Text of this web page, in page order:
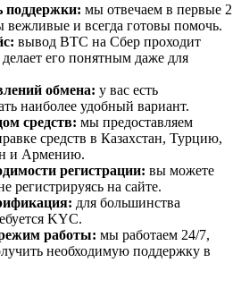
поддержки: мы отвечаем в первые 2
и всегда готовы помочь.
вывод BTC на Сбер проходит
его понятным даже для
обмена: у вас есть
наиболее удобный вариант.
средств: мы предоставляем
средств в Казахстан, Турцию,
и Армению.
регистрации: вы можете
регистрируясь на сайте.
для большинства
KYC.
работы: мы работаем 24/7,
необходимую поддержку в